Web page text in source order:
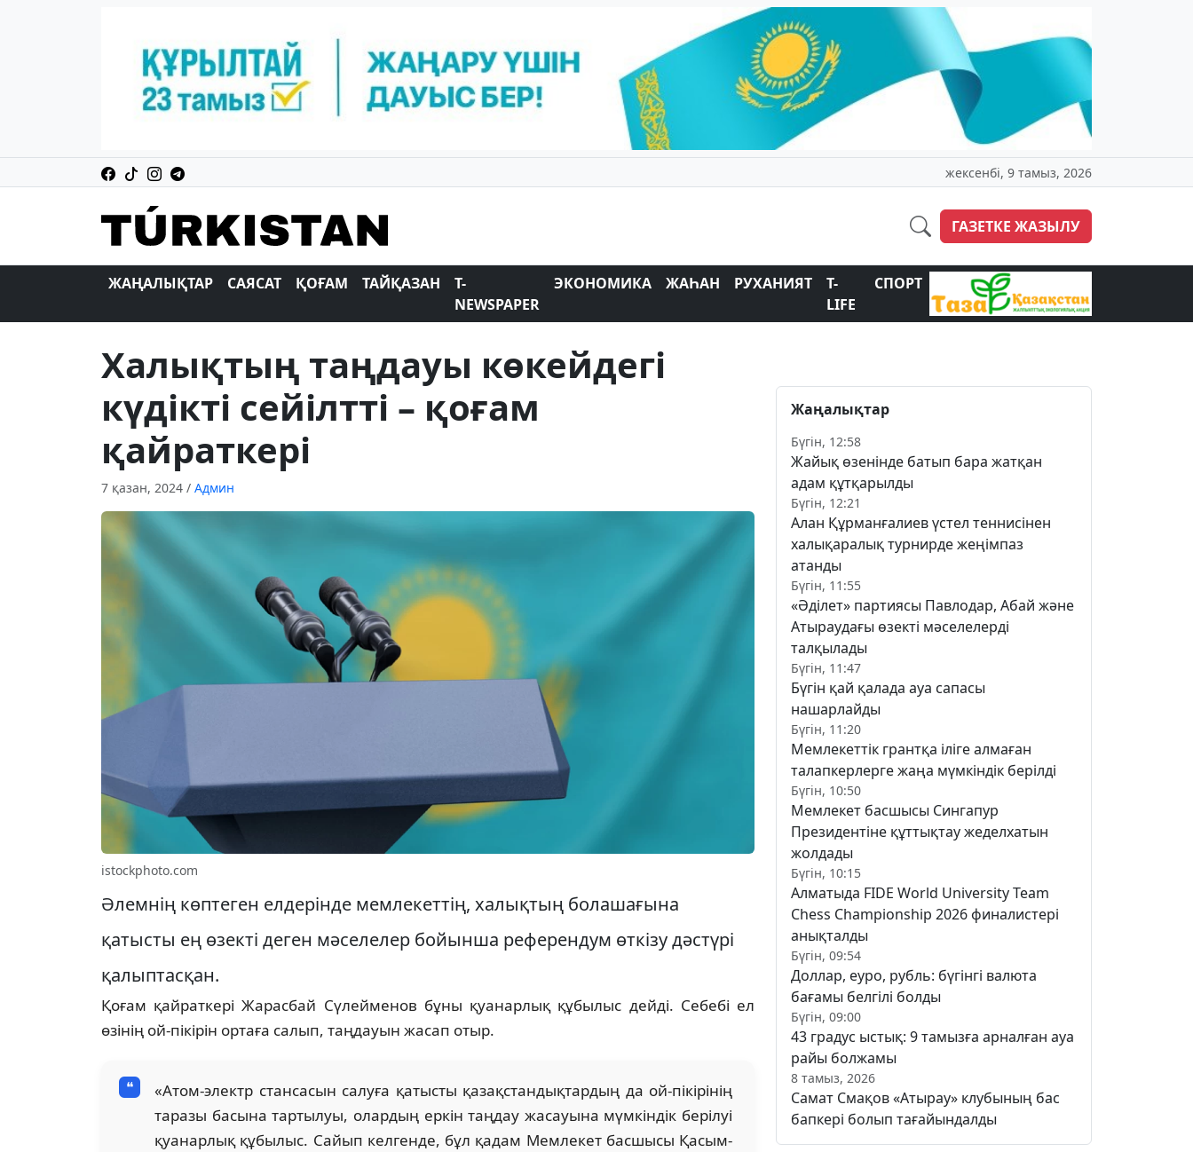
жексенбі, 9 тамыз, 2026
ГАЗЕТКЕ ЖАЗЫЛУ
ЖАҢАЛЫҚТАР САЯСАТ ҚОҒАМ ТАЙҚАЗАН
T-
NEWSPAPER
ЭКОНОМИКА ЖАҺАН РУХАНИЯТ
T-
LIFE
СПОРТ
Халықтың таңдауы көкейдегі
күдікті сейілтті – қоғам
қайраткері
7 қазан, 2024 / Админ
istockphoto.com
Әлемнің көптеген елдерінде мемлекеттің, халықтың болашағына
қатысты ең өзекті деген мәселелер бойынша референдум өткізу дәстүрі
қалыптасқан.
Қоғам қайраткері Жарасбай Сүлейменов бұны қуанарлық құбылыс дейді. Себебі ел
өзінің ой-пікірін ортаға салып, таңдауын жасап отыр.
«Атом-электр стансасын салуға қатысты қазақстандықтардың да ой-пікірінің
таразы басына тартылуы, олардың еркін таңдау жасауына мүмкіндік берілуі
қуанарлық құбылыс. Сайып келгенде, бұл қадам Мемлекет басшысы Қасым-
Жаңалықтар
Бүгін, 12:58
Жайық өзенінде батып бара жатқан
адам құтқарылды
Бүгін, 12:21
Алан Құрманғалиев үстел теннисінен
халықаралық турнирде жеңімпаз
атанды
Бүгін, 11:55
«Әділет» партиясы Павлодар, Абай және
Атыраудағы өзекті мәселелерді
талқылады
Бүгін, 11:47
Бүгін қай қалада ауа сапасы
нашарлайды
Бүгін, 11:20
Мемлекеттік грантқа іліге алмаған
талапкерлерге жаңа мүмкіндік берілді
Бүгін, 10:50
Мемлекет басшысы Сингапур
Президентіне құттықтау жеделхатын
жолдады
Бүгін, 10:15
Алматыда FIDE World University Team
Chess Championship 2026 финалистері
анықталды
Бүгін, 09:54
Доллар, еуро, рубль: бүгінгі валюта
бағамы белгілі болды
Бүгін, 09:00
43 градус ыстық: 9 тамызға арналған ауа
райы болжамы
8 тамыз, 2026
Самат Смақов «Атырау» клубының бас
бапкері болып тағайындалды